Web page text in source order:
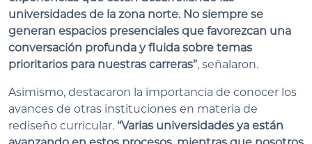
universidades de la zona norte. No siempre se
generan espacios presenciales que favorezcan una
conversación profunda y fluida sobre temas
prioritarios para nuestras carreras”, señalaron.
Asimismo, destacaron la importancia de conocer los
avances de otras instituciones en materia de
rediseño curricular. “Varias universidades ya están